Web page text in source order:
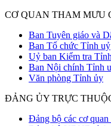
CƠ QUAN THAM MƯU
Ban Tuyên giáo và
Ban Tổ chức Tỉnh uỷ
Uỷ ban Kiểm tra
Ban Nội chính Tỉnh
Văn phòng Tỉnh ủy
ĐẢNG ỦY TRỰC
Đảng bộ các cơ